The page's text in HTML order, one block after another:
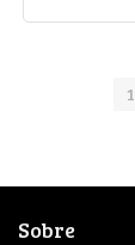
1
Sobre